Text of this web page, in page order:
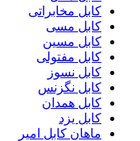
کابل مخابراتی
کابل مسی
کابل مسین
کابل مفتولی
کابل نسوز
کابل نگزنس
کابل همدان
کابل یزد
ماهان کابل امیر